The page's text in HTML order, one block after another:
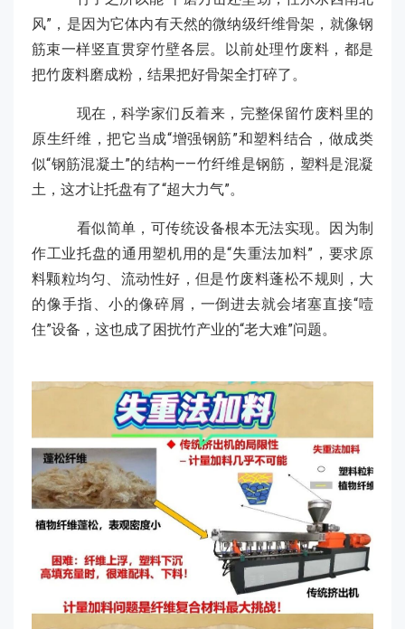
风”，是因为它体内有天然的微纳级纤维骨架，就像钢
筋束一样竖直贯穿竹壁各层。以前处理竹废料，都是
把竹废料磨成粉，结果把好骨架全打碎了。
现在，科学家们反着来，完整保留竹废料里的
原生纤维，把它当成“增强钢筋”和塑料结合，做成类
似“钢筋混凝土”的结构——竹纤维是钢筋，塑料是混凝
土，这才让托盘有了“超大力气”。
看似简单，可传统设备根本无法实现。因为制
作工业托盘的通用塑机用的是“失重法加料”，要求原
料颗粒均匀、流动性好，但是竹废料蓬松不规则，大
的像手指、小的像碎屑，一倒进去就会堵塞直接“噎
住”设备，这也成了困扰竹产业的“老大难”问题。